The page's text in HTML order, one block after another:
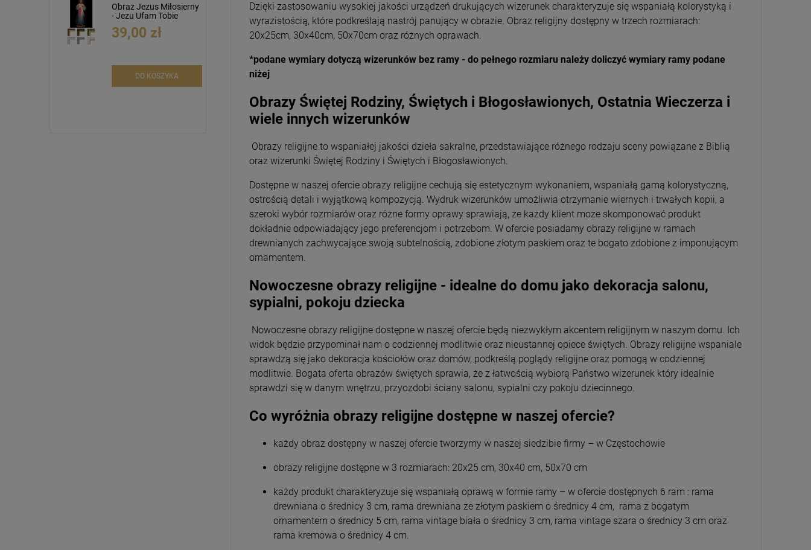
Obraz Jezus Miłosierny
- Jezu Ufam Tobie
39,00 zł
DO KOSZYKA
Magnesy religijne
Kardynał Stefan
Wyszyński
26,00 zł
+
Opakowani
DO KOSZYKA
Magnesy religijne
Kardynał Stefan
Wyszyński
26,00 zł
+
Opakowani
DO KOSZYKA
Dzięki zastosowaniu wysokiej jakości urządzeń drukujących wizerunek charakteryzuje się wspaniałą kolorystyką i
wyrazistością, które podkreślają nastrój panujący w obrazie. Obraz religijny dostępny w trzech rozmiarach:
20x25cm, 30x40cm, 50x70cm oraz różnych oprawach.
*podane wymiary dotyczą wizerunków bez ramy - do pełnego rozmiaru należy doliczyć wymiary ramy podane
niżej
Obrazy Świętej Rodziny, Świętych i Błogosławionych, Ostatnia Wieczerza i
wiele innych wizerunków
Obrazy religijne to wspaniałej jakości dzieła sakralne, przedstawiające różnego rodzaju sceny powiązane z Biblią
oraz wizerunki Świętej Rodziny i Świętych i Błogosławionych.
Dostępne w naszej ofercie obrazy religijne cechują się estetycznym wykonaniem, wspaniałą gamą kolorystyczną,
ostrością detali i wyjątkową kompozycją. Wydruk wizerunków umożliwia otrzymanie wiernych i trwałych kopii, a
szeroki wybór rozmiarów oraz różne formy oprawy sprawiają, że każdy klient może skomponować produkt
dokładnie odpowiadający jego preferencjom i potrzebom. W ofercie posiadamy obrazy religijne w ramach
drewnianych zachwycające swoją subtelnością, zdobione złotym paskiem oraz te bogato zdobione z imponującym
ornamentem.
Nowoczesne obrazy religijne - idealne do domu jako dekoracja salonu,
sypialni, pokoju dziecka
Nowoczesne obrazy religijne dostępne w naszej ofercie będą niezwykłym akcentem religijnym w naszym domu. Ich
widok będzie przypominał nam o codziennej modlitwie oraz nieustannej opiece świętych. Obrazy religijne wspaniale
sprawdzą się jako dekoracja kościołów oraz domów, podkreślą poglądy religijne oraz pomogą w codziennej
modlitwie. Bogata oferta obrazów świętych sprawia, że z łatwością wybiorą Państwo wizerunek który idealnie
sprawdzi się w danym wnętrzu, przyozdobi ściany salonu, sypialni czy pokoju dziecinnego.
Co wyróżnia obrazy religijne dostępne w naszej ofercie?
każdy obraz dostępny w naszej ofercie tworzymy w naszej siedzibie firmy – w Częstochowie
obrazy religijne dostępne w 3 rozmiarach: 20x25 cm, 30x40 cm, 50x70 cm
każdy produkt charakteryzuje się wspaniałą oprawą w formie ramy – w ofercie dostępnych 6 ram : rama
drewniana o średnicy 3 cm, rama drewniana ze złotym paskiem o średnicy 4 cm, rama z bogatym
ornamentem o średnicy 5 cm, rama vintage biała o średnicy 3 cm, rama vintage szara o średnicy 3 cm oraz
rama kremowa o średnicy 4 cm.